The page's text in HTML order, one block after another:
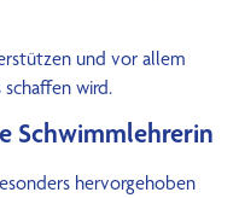
und vor allem
schaffen wird.
Schwimmlehrerin
hervorgehoben